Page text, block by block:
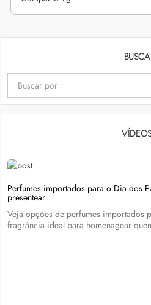
BUSCA
Perfumes importados para o Dia dos
presentear
Veja opções de perfumes importados
fragrância ideal para homenagear